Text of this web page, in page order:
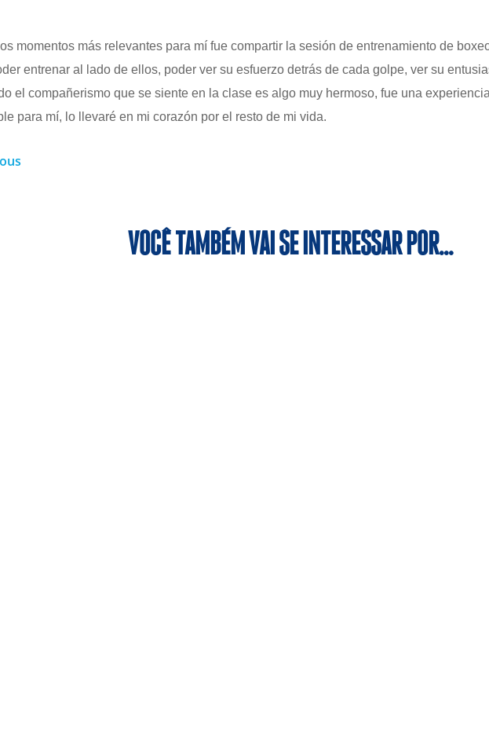
momentos más relevantes para mí fue compartir la sesión de entrenamiento de
entrenar al lado de ellos, poder ver su esfuerzo detrás de cada golpe, ver su
el compañerismo que se siente en la clase es algo muy hermoso, fue una
para mí, lo llevaré en mi corazón por el resto de mi vida.
VOCÊ TAMBÉM VAI SE INTERESSAR POR…